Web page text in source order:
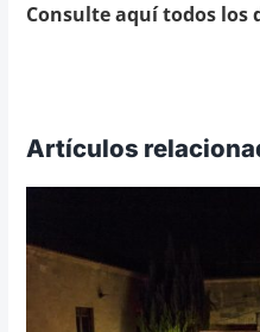
Consulte aquí todos los
Artículos